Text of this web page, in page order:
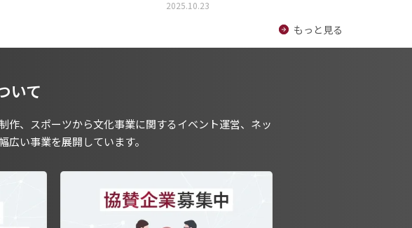
2025.10.23
もっと見る
いて
作、スポーツから文化事業に関するイベント運営、ネッ
広い事業を展開しています。